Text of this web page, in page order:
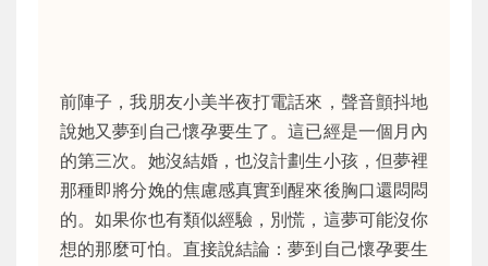
前陣子，我朋友小美半夜打電話來，聲音顫抖地
說她又夢到自己懷孕要生了。這已經是一個月內
的第三次。她沒結婚，也沒計劃生小孩，但夢裡
那種即將分娩的焦慮感真實到醒來後胸口還悶悶
的。如果你也有類似經驗，別慌，這夢可能沒你
想的那麼可怕。直接說結論：夢到自己懷孕要生